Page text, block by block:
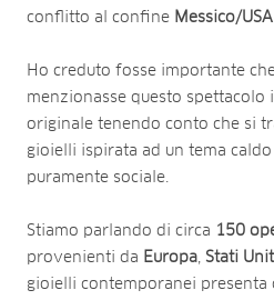
conflitto al confine Messico/USA
Ho creduto fosse importante
menzionasse questo spettacolo
originale tenendo conto che si
gioielli ispirata ad un tema
puramente sociale.
Stiamo parlando di circa 150
provenienti da Europa, Stati
gioielli contemporanei presenta